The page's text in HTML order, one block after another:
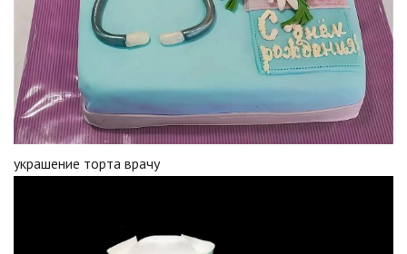
украшение торта врачу